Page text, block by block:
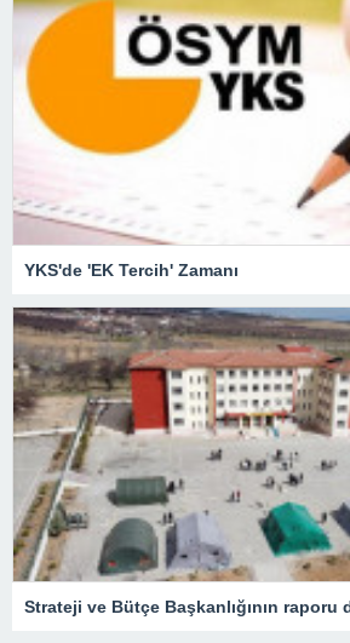
YKS'de 'EK Tercih' Zamanı